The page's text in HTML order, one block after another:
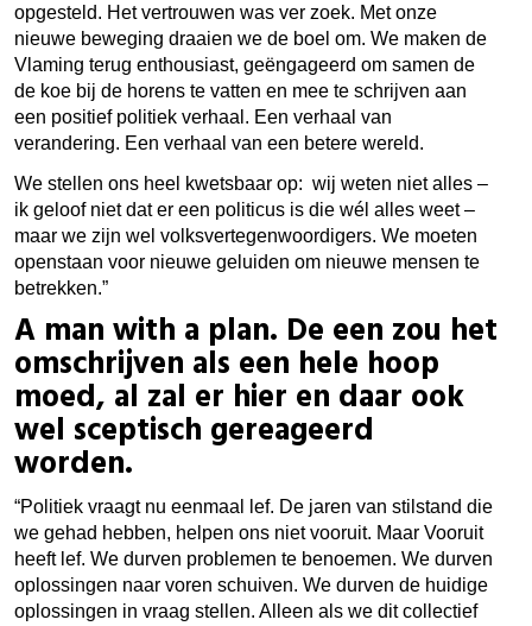
opgesteld. Het vertrouwen was ver zoek. Met onze
nieuwe beweging draaien we de boel om. We maken de
Vlaming terug enthousiast, geëngageerd om samen de
de koe bij de horens te vatten en mee te schrijven aan
een positief politiek verhaal. Een verhaal van
verandering. Een verhaal van een betere wereld.
We stellen ons heel kwetsbaar op: wij weten niet alles –
ik geloof niet dat er een politicus is die wél alles weet –
maar we zijn wel volksvertegenwoordigers. We moeten
openstaan voor nieuwe geluiden om nieuwe mensen te
betrekken.”
A man with a plan. De een zou het
omschrijven als een hele hoop
moed, al zal er hier en daar ook
wel sceptisch gereageerd
worden.
“Politiek vraagt nu eenmaal lef. De jaren van stilstand die
we gehad hebben, helpen ons niet vooruit. Maar Vooruit
heeft lef. We durven problemen te benoemen. We durven
oplossingen naar voren schuiven. We durven de huidige
oplossingen in vraag stellen. Alleen als we dit collectief